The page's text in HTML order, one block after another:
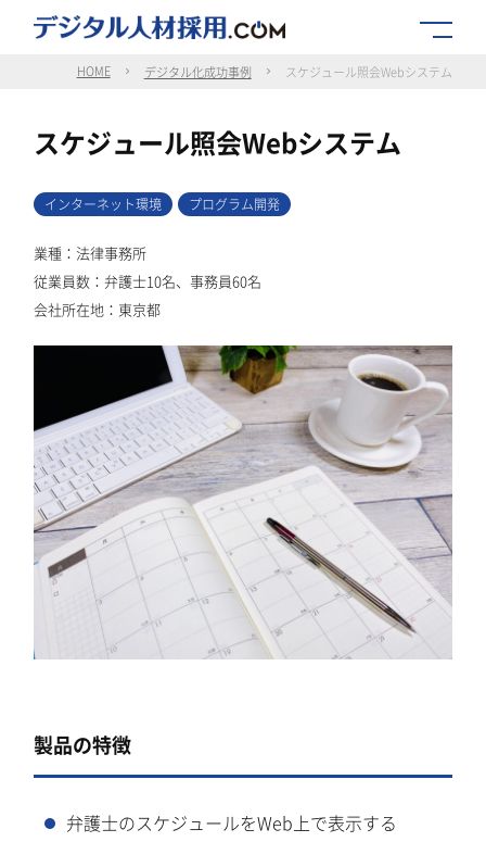
HOME デジタル化成功事例 スケジュール照会Webシステム
スケジュール照会Webシステム
インターネット環境 プログラム開発
業種：法律事務所
従業員数：弁護士10名、事務員60名
会社所在地：東京都
製品の特徴
弁護士のスケジュールをWeb上で表示する